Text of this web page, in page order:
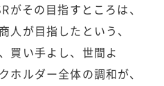
がその目指すところは、
人が目指したという、
買い手よし、世間よ
ホルダー全体の調和が、